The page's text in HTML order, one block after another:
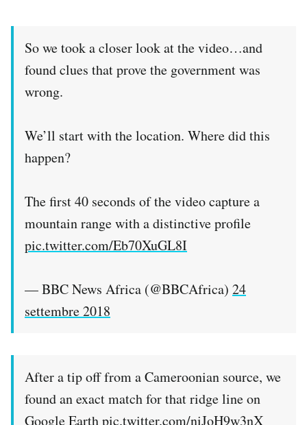
So we took a closer look at the video…and
found clues that prove the government was
wrong.
We’ll start with the location. Where did this
happen?
The first 40 seconds of the video capture a
mountain range with a distinctive profile
pic.twitter.com/Eb70XuGL8I
— BBC News Africa (@BBCAfrica) 24
settembre 2018
After a tip off from a Cameroonian source, we
found an exact match for that ridge line on
Google Earthpic.twitter.com/niJoH9w3nX